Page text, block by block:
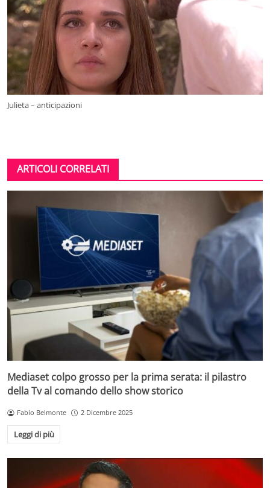
Julieta – anticipazioni
ARTICOLI CORRELATI
Mediaset colpo grosso per la prima serata: il pilastro
della Tv al comando dello show storico
Fabio Belmonte 2 Dicembre 2025
Leggi di più